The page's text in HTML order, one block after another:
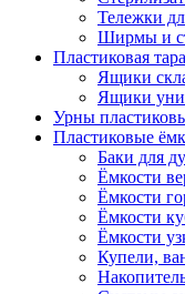
Тележки
Ширмы и
Пластиковая тара
Ящики
Ящики
Урны
Пластиковые
Баки для
Ёмкости
Ёмкости
Ёмкости
Ёмкости
Купели,